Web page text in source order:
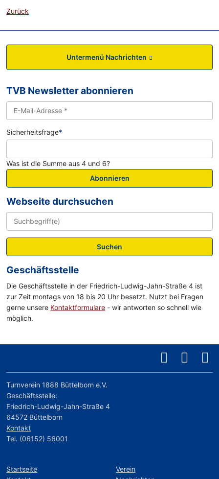
Zurück
Untermenü Nachrichten
TVB Newsletter abonnieren
Sicherheitsfrage*
Was ist die Summe aus 4 und 6?
Abonnieren
Webseite durchsuchen
Suchen
Geschäftsstelle
Die Geschäftsstelle in der Friedrich-Ludwig-Jahn-Straße 4 ist
zur Zeit montags von 18 bis 20 Uhr besetzt. Nutzt bei Fragen
gerne unsere Kontaktformulare - wir antworten so schnell wie
möglich.
Turnverein 1888 Büttelborn e.V.
Geschäftsstelle:
Friedrich-Ludwig-Jahn-Straße 4
64572 Büttelborn
Kontakt
Tel. (06152) 56001
Startseite
Verein